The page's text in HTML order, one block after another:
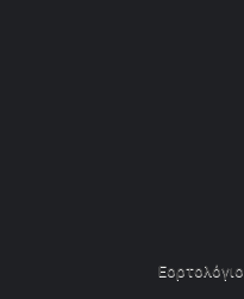
Εορτολόγιο